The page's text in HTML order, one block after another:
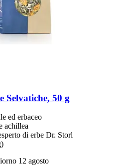
Selvatiche, 50 g
ed erbaceo
achillea
di erbe Dr. Storl
12 agosto